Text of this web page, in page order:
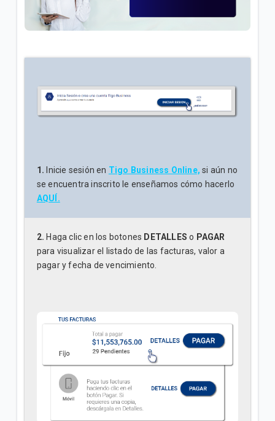
¿Cuál es el número de cuenta de la factura Tigo? |
Empresas
Explicación del Detalle de consumos en su factura
¿Cómo hacer reposición de SIM en Tigo Business
Online? | Empresas
1. Inicie sesión en Tigo Business Online, si aún no
se encuentra inscrito le enseñamos cómo hacerlo
AQUÍ.
2. Haga clic en los botones DETALLESo PAGAR
para visualizar el listado de las facturas, valor a
pagar y fecha de vencimiento.